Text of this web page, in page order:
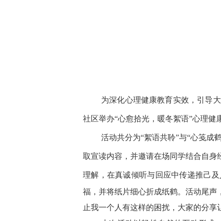
为深化心理健康教育实效，引导
社区举办“心愈拾光，暖冬絮语”心理健
活动共分为“絮语共聆”与“心笺成
取宣读内容，并邀请在场同学结合自
理解，在真诚倾听与回应中传递推己
福，并将纸片细心折成纸鹤。 活动尾声
止我一个人有这样的困扰 ， 大家的分享